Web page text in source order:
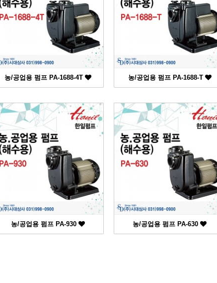
농/공업용 펌프 PA-1688-4T 농/공업용 펌프 PA-1688-T
농/공업용 펌프 PA-930 농/공업용 펌프 PA-630